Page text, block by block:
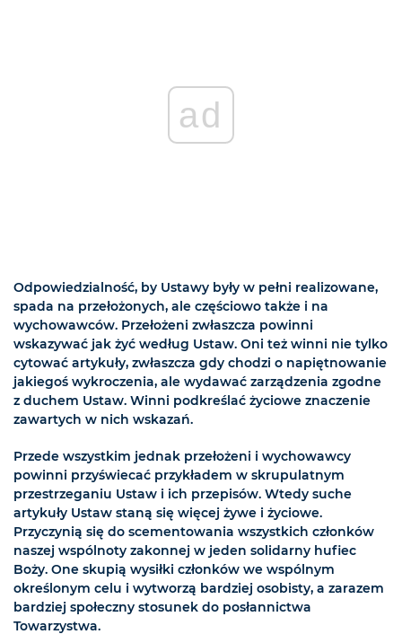
ad
Odpowiedzialność, by Ustawy były w pełni realizowane,
spada na przełożonych, ale częściowo także i na
wychowawców. Przełożeni zwłaszcza powinni
wskazywać jak żyć według Ustaw. Oni też winni nie tylko
cytować artykuły, zwłaszcza gdy chodzi o napiętnowanie
jakiegoś wykroczenia, ale wydawać zarządzenia zgodne
z duchem Ustaw. Winni podkreślać życiowe znaczenie
zawartych w nich wskazań.
Przede wszystkim jednak przełożeni i wychowawcy
powinni przyświecać przykładem w skrupulatnym
przestrzeganiu Ustaw i ich przepisów. Wtedy suche
artykuły Ustaw staną się więcej żywe i życiowe.
Przyczynią się do scementowania wszystkich członków
naszej wspólnoty zakonnej w jeden solidarny hufiec
Boży. One skupią wysiłki członków we wspólnym
określonym celu i wytworzą bardziej osobisty, a zarazem
bardziej społeczny stosunek do posłannictwa
Towarzystwa.